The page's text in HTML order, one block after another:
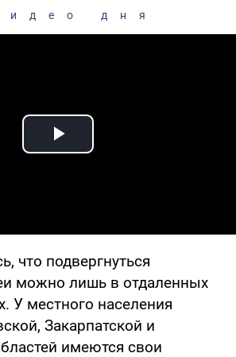
дня
Play Video
что подвергнуться
можно лишь в отдаленных
У местного населения
Закарпатской и
имеются свои